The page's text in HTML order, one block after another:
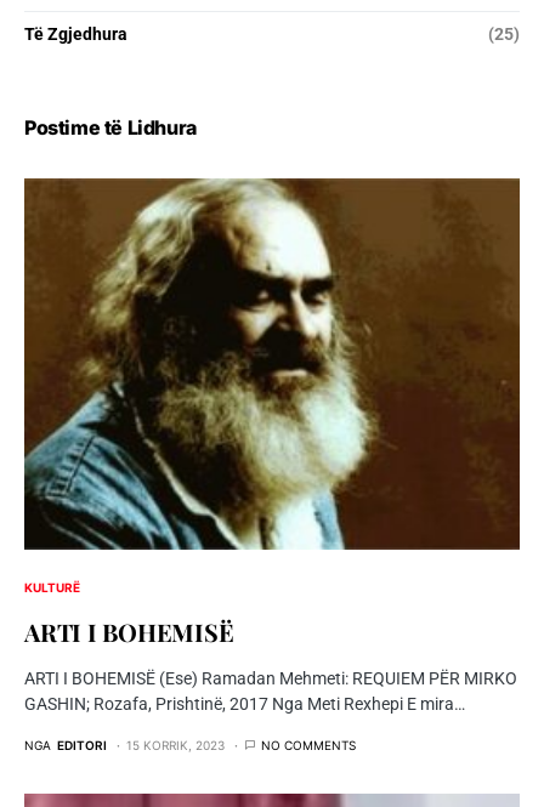
Të Zgjedhura (25)
Postime të Lidhura
KULTURË
ARTI I BOHEMISË
ARTI I BOHEMISË (Ese) Ramadan Mehmeti: REQUIEM PËR MIRKO
GASHIN; Rozafa, Prishtinë, 2017 Nga Meti Rexhepi E mira…
NGA EDITORI 15 KORRIK, 2023 NO COMMENTS